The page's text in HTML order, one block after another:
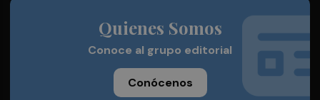
Quienes Somos
Conoce al grupo editorial
Conócenos